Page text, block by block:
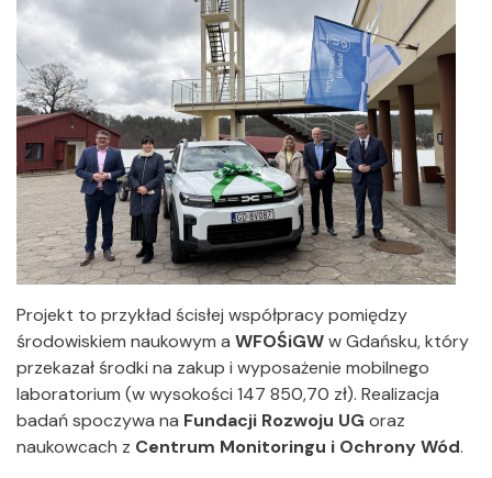
Projekt to przykład ścisłej współpracy pomiędzy
środowiskiem naukowym a WFOŚiGWw Gdańsku, który
przekazał środki na zakup i wyposażenie mobilnego
laboratorium (w wysokości 147 850,70 zł). Realizacja
badań spoczywa na Fundacji Rozwoju UG oraz
naukowcach z Centrum Monitoringu i Ochrony Wód.